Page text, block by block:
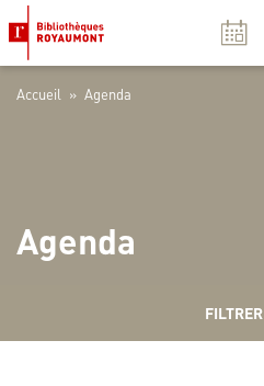
Accueil » Agenda
Agenda
FILTRER
Panneau de gestion des cookies